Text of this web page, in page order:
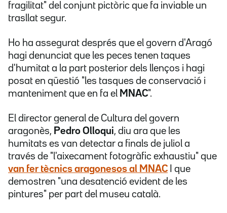
fragilitat" del conjunt pictòric que fa inviable un
trasllat segur.
Ho ha assegurat després que el govern d'Aragó
hagi denunciat que les peces tenen taques
d'humitat a la part posterior dels llenços i hagi
posat en qüestió "les tasques de conservació i
manteniment que en fa el MNAC".
El director general de Cultura del govern
aragonès, Pedro Olloqui, diu ara que les
humitats es van detectar a finals de juliol a
través de "l'aixecament fotogràfic exhaustiu" que
van fer tècnics aragonesos al MNAC I que
demostren "una desatenció evident de les
pintures" per part del museu català.